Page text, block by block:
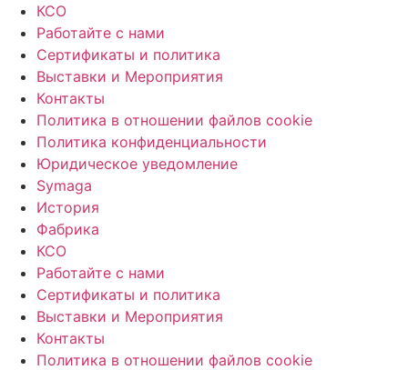
КСО
Работайте с нами
Сертификаты и политика
Выставки и Мероприятия
Контакты
Политика в отношении файлов cookie
Политика конфиденциальности
Юридическое уведомление
Symaga
История
Фабрика
КСО
Работайте с нами
Сертификаты и политика
Выставки и Мероприятия
Контакты
Политика в отношении файлов cookie